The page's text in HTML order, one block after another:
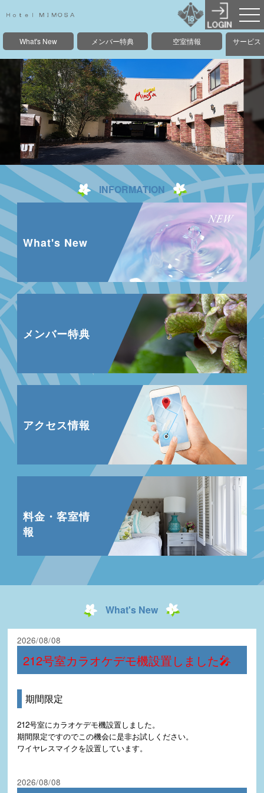
What's New メンバー特典 空室情報
サービス
報
INFORMATION
What's New
メンバー特典
アクセス情報
料金・客室情
報
What's New
2026/08/08
212号室カラオケデモ機設置しました🎤
期間限定
212号室にカラオケデモ機設置しました。
期間限定ですのでこの機会に是非お試しください。
ワイヤレスマイクを設置しています。
2026/08/08